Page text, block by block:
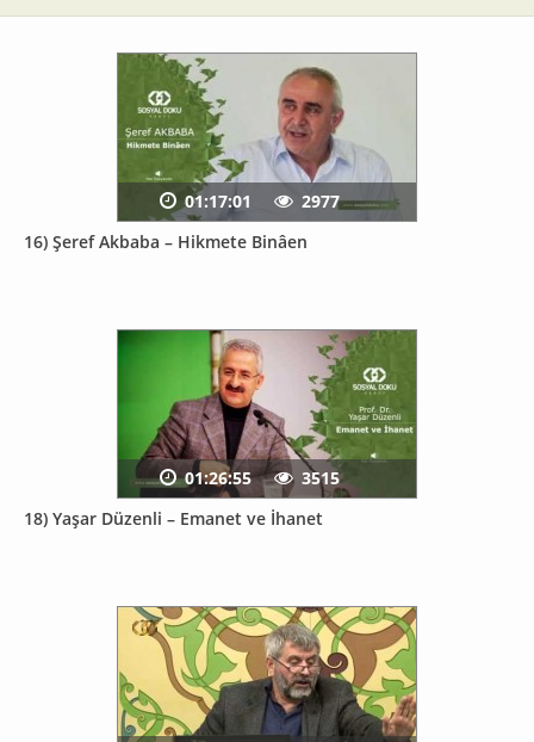
16) Şeref Akbaba – Hikmete Binâen
01:17:01 2977
18) Yaşar Düzenli – Emanet ve İhanet
01:26:55 3515